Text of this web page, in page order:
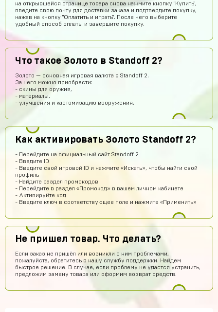
на открывшейся странице товара снова нажмите кнопку "Купить",
введите свою почту для доставки заказа и подтвердите покупку,
нажав на кнопку "Оплатить и играть". После чего выберите
удобный способ оплаты и завершите покупку.
Что такое Золото в Standoff 2?
Золото — основная игровая валюта в Standoff 2.
За него можно приобрести:
- скины для оружия,
- материалы,
- улучшения и кастомизацию вооружения.
Как активировать Золото Standoff 2?
- Перейдите на официальный сайт Standoff 2
- Введите ID
- Введите свой игровой ID и нажмите «Искать», чтобы найти свой
профиль
- Найдите раздел промокодов
- Перейдите в раздел «Промокод» в вашем личном кабинете
- Активируйте код
- Введите ключ в соответствующее поле и нажмите «Применить»
Не пришел товар. Что делать?
Если заказ не пришёл или возникли с ним проблемами,
пожалуйста, обратитесь в нашу службу поддержки. Найдем
быстрое решение. В случае, если проблему не удастся устранить,
предложим замену товара или оформим возврат средств.
Саша Соколов
Нет магаз не кидает все клево
ksgs 14 часов назад
Ку всем
Тамерлан Хамраев
Это рили рили
Геннадий Быков 11 часов назад
Егор Воробьев 10 часов назад
Как ввести купленный аккаунт stand-off 2
Игорь Волков
Тоооп